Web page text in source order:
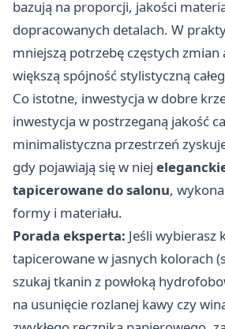
bazują na proporcji, jakości
dopracowanych detalach. W
mniejszą potrzebę częstych zmian
większą spójność stylistyczną
Co istotne, inwestycja w dobre
inwestycja w postrzeganą jakość
minimalistyczna przestrzeń
gdy pojawiają się w niej
tapicerowane do salonu,
formy i materiału.
Porada eksperta: Jeśli wybierasz
tapicerowane w jasnych kolorach
szukaj tkanin z powłoką
na usunięcie rozlanej kawy czy